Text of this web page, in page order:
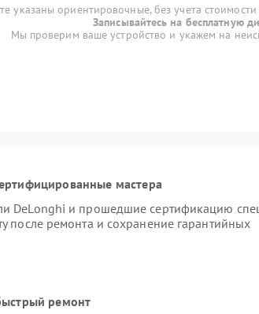
указаны ориентировочные, без учета стоимости
Записывайтесь на бесплатную
Мы проверим ваше устройство и укажем на
мастера
DeLonghi и прошедшие сертификацию
после ремонта и сохранение гарантийных
ремонт